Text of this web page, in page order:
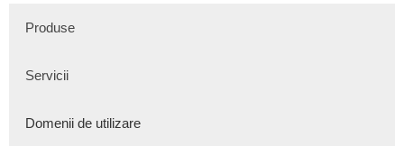
Produse
Servicii
Domenii de utilizare